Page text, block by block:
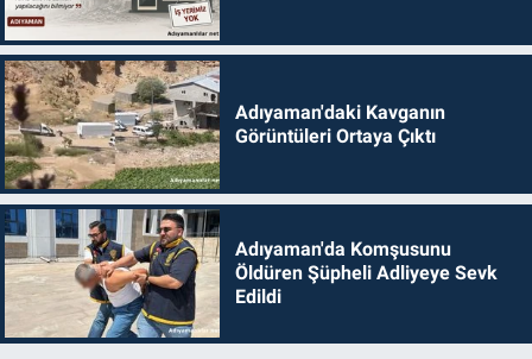
Adıyaman'daki Kavganın
Görüntüleri Ortaya Çıktı
Adıyaman'da Komşusunu
Öldüren Şüpheli Adliyeye Sevk
Edildi